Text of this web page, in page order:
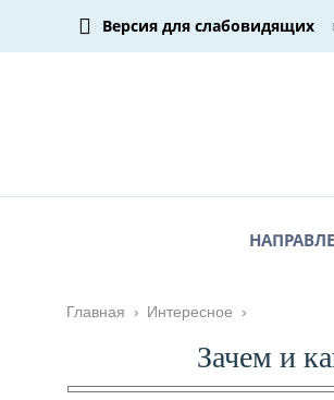
Версия для слабовидящих
Главная › Интересное ›
Зачем и